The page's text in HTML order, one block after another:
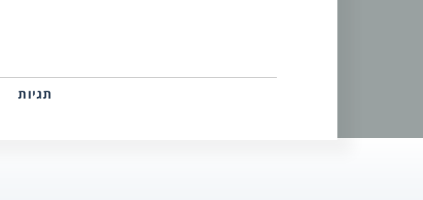
תגיות